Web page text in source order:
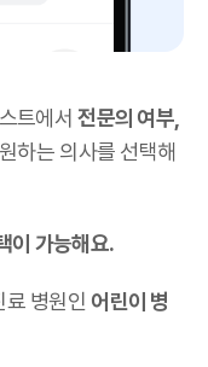
트에서전문의 여부,
하는 의사를 선택해
이 가능해요.
료 병원인 어린이 병